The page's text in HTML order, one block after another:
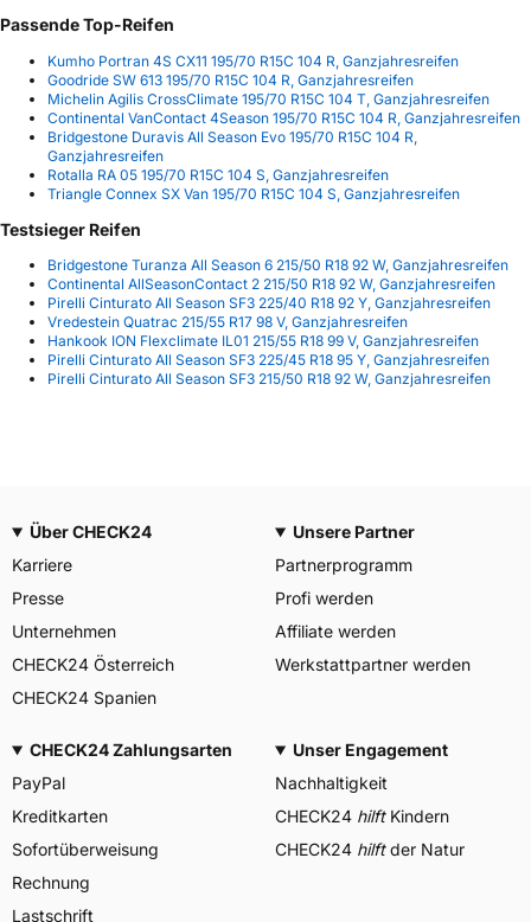
Passende Top-Reifen
Kumho Portran 4S CX11 195/70 R15C 104 R, Ganzjahresreifen
Goodride SW 613 195/70 R15C 104 R, Ganzjahresreifen
Michelin Agilis CrossClimate 195/70 R15C 104 T, Ganzjahresreifen
Continental VanContact 4Season 195/70 R15C 104 R, Ganzjahresreifen
Bridgestone Duravis All Season Evo 195/70 R15C 104 R,
Ganzjahresreifen
Rotalla RA 05 195/70 R15C 104 S, Ganzjahresreifen
Triangle Connex SX Van 195/70 R15C 104 S, Ganzjahresreifen
Testsieger Reifen
Bridgestone Turanza All Season 6 215/50 R18 92 W, Ganzjahresreifen
Continental AllSeasonContact 2 215/50 R18 92 W, Ganzjahresreifen
Pirelli Cinturato All Season SF3 225/40 R18 92 Y, Ganzjahresreifen
Vredestein Quatrac 215/55 R17 98 V, Ganzjahresreifen
Hankook ION Flexclimate IL01 215/55 R18 99 V, Ganzjahresreifen
Pirelli Cinturato All Season SF3 225/45 R18 95 Y, Ganzjahresreifen
Pirelli Cinturato All Season SF3 215/50 R18 92 W, Ganzjahresreifen
Über CHECK24
Karriere
Presse
Unternehmen
CHECK24 Österreich
CHECK24 Spanien
Unsere Partner
Partnerprogramm
Profi werden
Affiliate werden
Werkstattpartner werden
CHECK24 Zahlungsarten
PayPal
Kreditkarten
Sofortüberweisung
Rechnung
Lastschrift
Unser Engagement
Nachhaltigkeit
CHECK24 hilftKindern
CHECK24 hilftder Natur